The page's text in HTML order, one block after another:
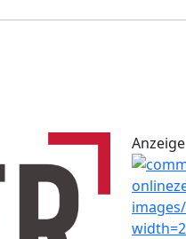
Anzeige